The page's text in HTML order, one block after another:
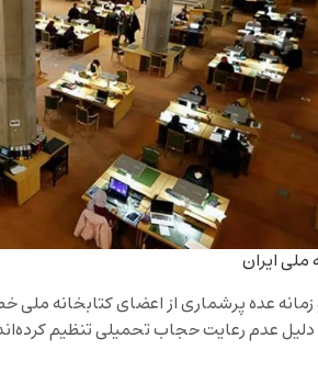
ملی ایران
زمانه عده پرشماری از اعضای کتابخانه